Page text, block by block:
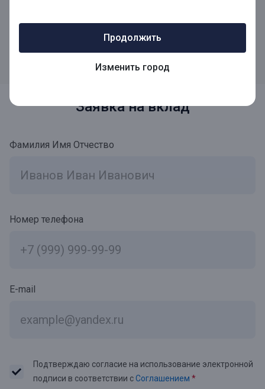
Продолжить
Изменить город
средства граждан, находящиеся на банковских вкладах
или депозитах, являются застрахованными
Заявка на вклад
Фамилия Имя Отчество
Номер телефона
E-mail
Подтверждаю согласие на использование электронной
подписи в соответствии сСоглашением *